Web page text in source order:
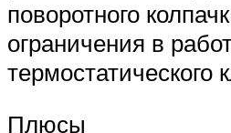
поворотного
ограничения в
термостатического
Плюсы